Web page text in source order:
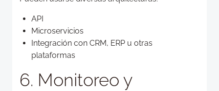
API
Microservicios
Integración con CRM, ERP u otras
plataformas
6. Monitoreo y